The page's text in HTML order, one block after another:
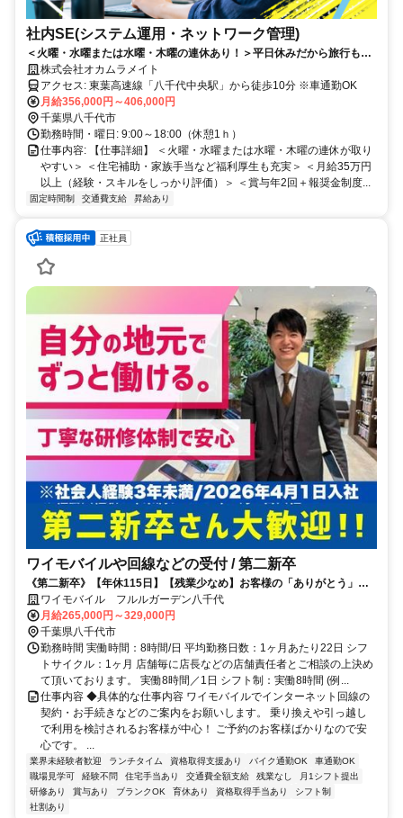
社内SE(システム運用・ネットワーク管理)
＜火曜・水曜または水曜・木曜の連休あり！＞平日休みだから旅行もお
出かけも快適◎月給35万円以上＆賞与年2回！
株式会社オカムラメイト
アクセス: 東葉高速線「八千代中央駅」から徒歩10分 ※車通勤OK
月給356,000円～406,000円
千葉県八千代市
勤務時間・曜日: 9:00～18:00（休憩1ｈ）
仕事内容: 【仕事詳細】 ＜火曜・水曜または水曜・木曜の連休が取り
やすい＞ ＜住宅補助・家族手当など福利厚生も充実＞ ＜月給35万円
以上（経験・スキルをしっかり評価）＞ ＜賞与年2回＋報奨金制度...
固定時間制 交通費支給 昇給あり
正社員
ワイモバイルや回線などの受付 / 第二新卒
《第二新卒》【年休115日】【残業少なめ】お客様の「ありがとう」に
とことん寄り添える◎未経験OK
ワイモバイル フルルガーデン八千代
月給265,000円～329,000円
千葉県八千代市
勤務時間 実働時間：8時間/日 平均勤務日数：1ヶ月あたり22日 シフ
トサイクル：1ヶ月 店舗毎に店長などの店舗責任者とご相談の上決め
て頂いております。 実働8時間／1日 シフト制：実働8時間 (例...
仕事内容 ◆具体的な仕事内容 ワイモバイルでインターネット回線の
契約・お手続きなどのご案内をお願いします。 乗り換えや引っ越し
で利用を検討されるお客様が中心！ ご予約のお客様ばかりなので安
心です。 ...
業界未経験者歓迎 ランチタイム 資格取得支援あり バイク通勤OK
車通勤OK
職場見学可
経験不問 住宅手当あり 交通費全額支給 残業なし
月1シフト提出
研修あり
賞与あり ブランクOK 育休あり 資格取得手当あり
シフト制
社割あり